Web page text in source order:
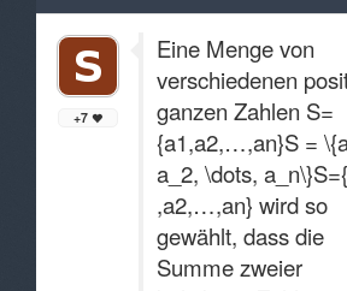
+7
Eine Menge von
verschiedenen
ganzen Zahlen S=
{a1,a2,…,an}S =
a_2, \dots,
,a2​,…,an​} wird so
gewählt, dass die
Summe zweier